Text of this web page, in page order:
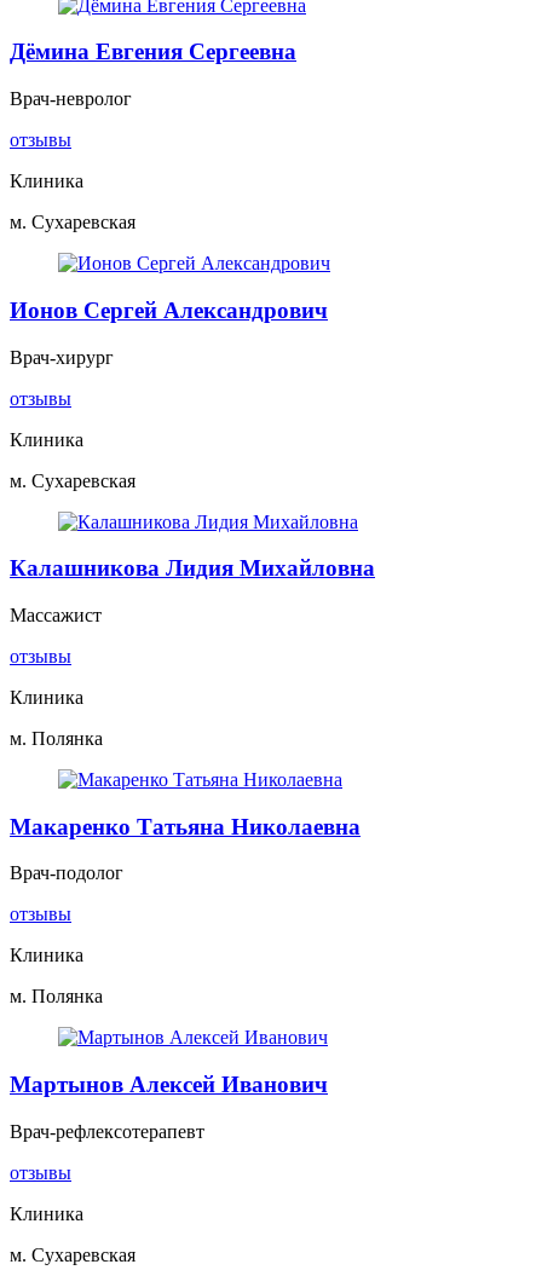
Дёмина Евгения Сергеевна
Врач-невролог
отзывы
Клиника
м. Сухаревская
Ионов Сергей Александрович
Врач-хирург
отзывы
Клиника
м. Сухаревская
Калашникова Лидия Михайловна
Массажист
отзывы
Клиника
м. Полянка
Макаренко Татьяна Николаевна
Врач-подолог
отзывы
Клиника
м. Полянка
Мартынов Алексей Иванович
Врач-рефлексотерапевт
отзывы
Клиника
м. Сухаревская